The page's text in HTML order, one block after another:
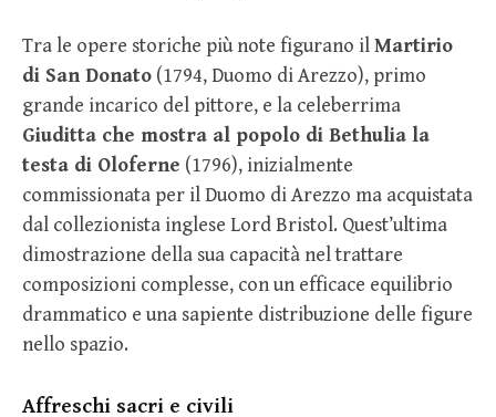
Tra le opere storiche più note figurano ilMartirio
di San Donato (1794, Duomo di Arezzo), primo
grande incarico del pittore, e la celeberrima
Giuditta che mostra al popolo di Bethulia la
testa di Oloferne (1796), inizialmente
commissionata per il Duomo di Arezzo ma acquistata
dal collezionista inglese Lord Bristol. Quest’ultima
dimostrazione della sua capacità nel trattare
composizioni complesse, con un efficace equilibrio
drammatico e una sapiente distribuzione delle figure
nello spazio.
Affreschi sacri e civili